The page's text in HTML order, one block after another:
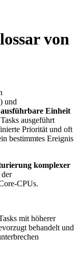
von
und
Einheit
ausgeführt
Priorität und oft
bestimmtes Ereignis
komplexer
CPUs.
mit höherer
behandelt und